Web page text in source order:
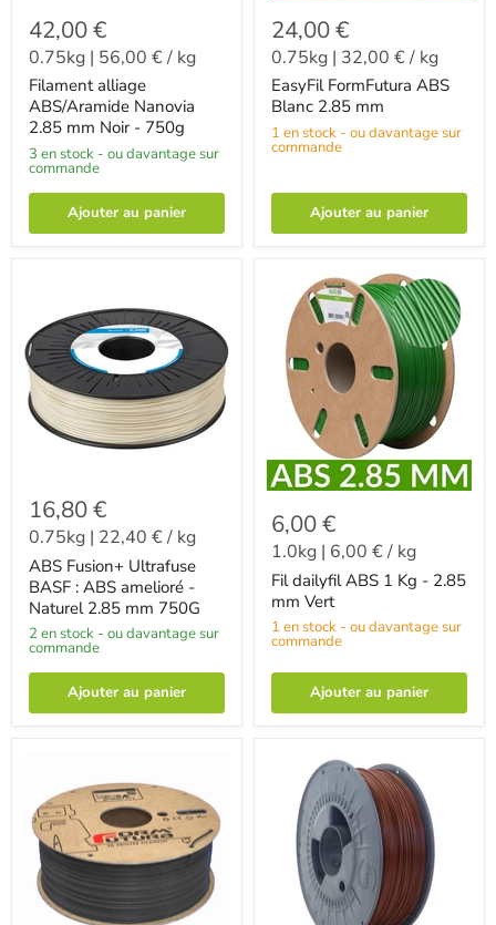
42,00 €
0.75kg | 56,00 €/ kg
Filament alliage
ABS/Aramide Nanovia
2.85 mm Noir - 750g
3 en stock - ou davantage sur
commande
Ajouter au panier
24,00 €
0.75kg | 32,00 €/ kg
EasyFil FormFutura ABS
Blanc 2.85 mm
1 en stock - ou davantage sur
commande
Ajouter au panier
16,80 €
0.75kg | 22,40 €/ kg
ABS Fusion+ Ultrafuse
BASF : ABS amelioré -
Naturel 2.85 mm 750G
2 en stock - ou davantage sur
commande
Ajouter au panier
6,00 €
1.0kg | 6,00 €/ kg
Fil dailyfil ABS 1 Kg - 2.85
mm Vert
1 en stock - ou davantage sur
commande
Ajouter au panier